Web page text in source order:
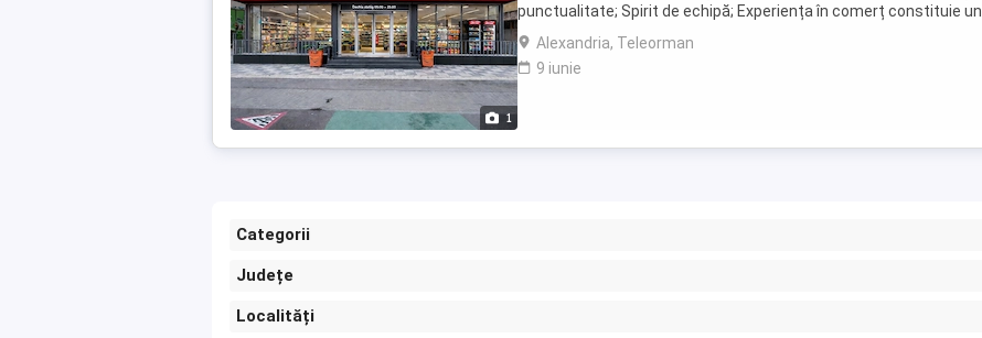
1
punctualitate; Spirit de echipă; Experiența în comerț constituie un
avantaj, dar nu este ...
Alexandria, Teleorman
9 iunie
Categorii
Județe
Localități